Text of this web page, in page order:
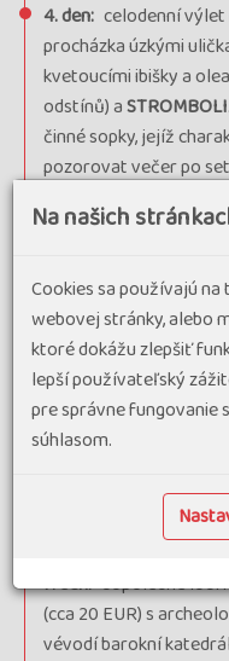
4. den: celodenní
procházka úzkými
kvetoucími ibišky a
odstínů) aSTROMBOLI
činné sopky, jejíž
pozorovat večer po
výstupu do 400 m
průvodcem cca 30
5. den:
volný den,
geotermálech.
6. den: fakultativně
45 EUR) - obeplujeme
propadlého kráteru
malebné vesničce
místní specialitou
obloženou sicilskými
7. den: dopoledne lodí
(cca 20 EUR) s
vévodí barokní
Na našich
Cookies sa používajú
webovej stránky, alebo
ktoré dokážu zlepšiť
lepší používateľský
pre správne fungovanie
súhlasom.